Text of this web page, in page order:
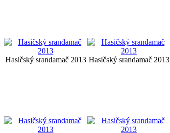
Hasičský srandamač 2013 Hasičský srandamač 2013